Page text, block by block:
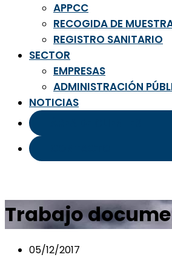
APPCC
RECOGIDA DE
REGISTRO SANITARIO
SECTOR
EMPRESAS
ADMINISTRACIÓN
NOTICIAS
Trabajo
05/12/2017